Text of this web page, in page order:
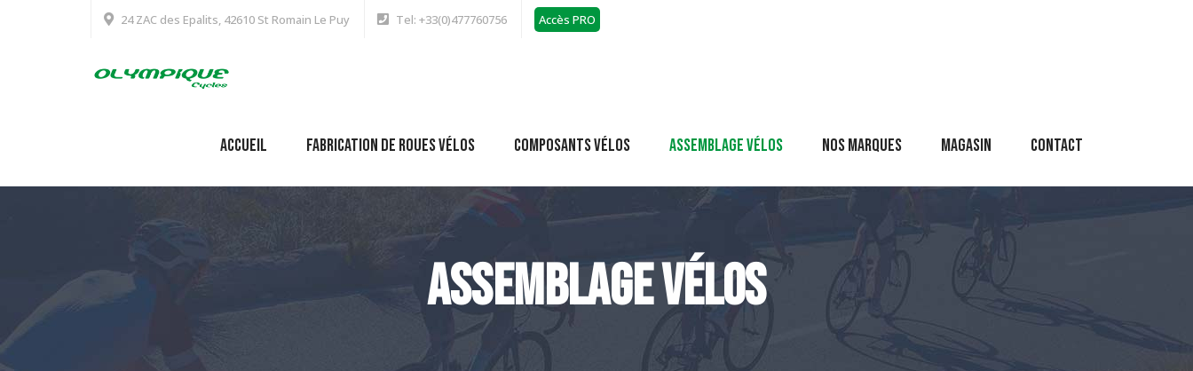
24 ZAC des Epalits, 42610 St Romain Le Puy Tel: +33(0)477760756 Accès PRO
Accueil Fabrication de roues vélos Composants vélos Assemblage vélos Nos marques Magasin Contact
assemblage vélos